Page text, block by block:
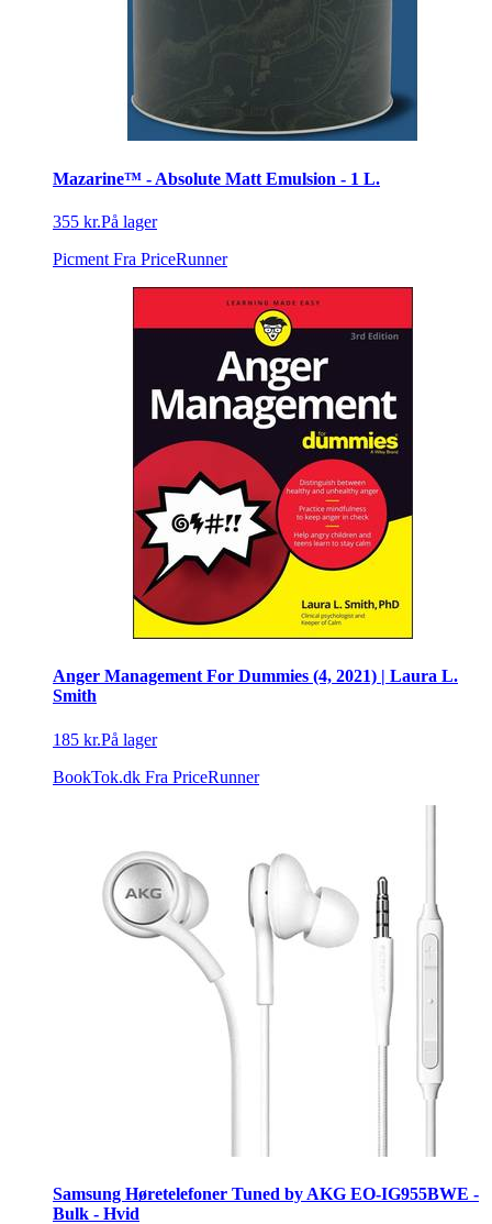
Mazarine™ - Absolute Matt Emulsion - 1 L.
355 kr.På lager
Picment Fra PriceRunner
Anger Management For Dummies (4, 2021) | Laura L.
Smith
185 kr.På lager
BookTok.dk Fra PriceRunner
Samsung Høretelefoner Tuned by AKG EO-IG955BWE -
Bulk - Hvid